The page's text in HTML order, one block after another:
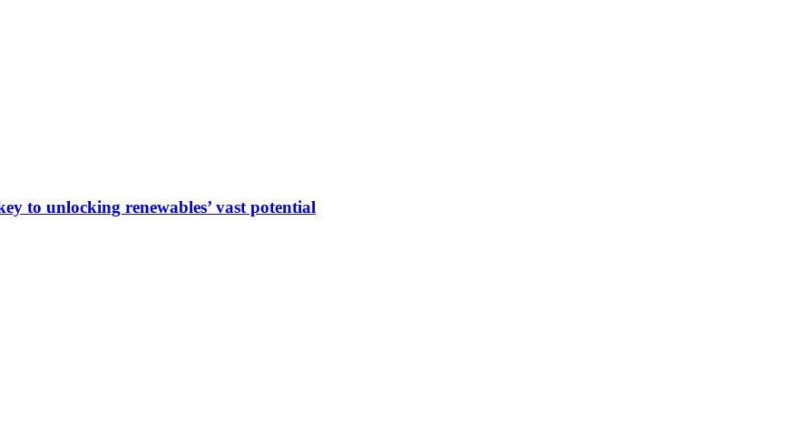
to unlocking renewables’ vast potential